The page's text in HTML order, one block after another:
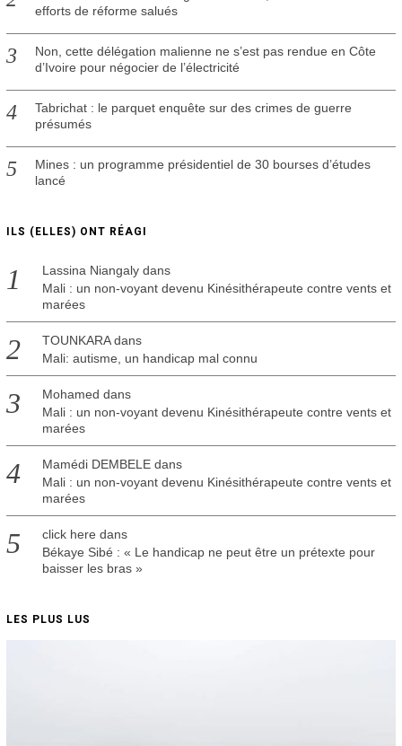
efforts de réforme salués
Non, cette délégation malienne ne s’est pas rendue en Côte
d’Ivoire pour négocier de l’électricité
Tabrichat : le parquet enquête sur des crimes de guerre
présumés
Mines : un programme présidentiel de 30 bourses d’études
lancé
ILS (ELLES) ONT RÉAGI
Lassina Niangalydans
Mali : un non-voyant devenu Kinésithérapeute contre vents et
marées
TOUNKARAdans
Mali: autisme, un handicap mal connu
Mohamed dans
Mali : un non-voyant devenu Kinésithérapeute contre vents et
marées
Mamédi DEMBELEdans
Mali : un non-voyant devenu Kinésithérapeute contre vents et
marées
click here dans
Békaye Sibé : « Le handicap ne peut être un prétexte pour
baisser les bras »
LES PLUS LUS